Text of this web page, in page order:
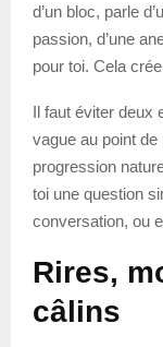
d’un bloc, parle
passion, d’une
pour toi. Cela
Il faut éviter deux
vague au point de
progression
toi une question
conversation, ou
Rires,
câlins